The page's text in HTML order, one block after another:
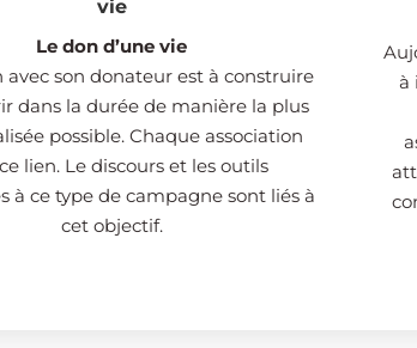
vie
Le don d’une vie
avec son donateur est à construire
dans la durée de manière la plus
possible. Chaque association
lien. Le discours et les outils
à ce type de campagne sont liés à
cet objectif.
à